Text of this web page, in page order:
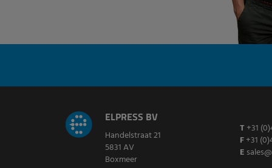
ELPRESS BV
Handelstraat 21
5831 AV
Boxmeer
T +31
F+31
E